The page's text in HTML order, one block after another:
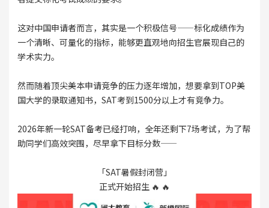
这对中国申请者而言，其实是一个积极信号——标化成绩作为
一个清晰、可量化的指标，能够更直观地向招生官展现自己的
学术实力。
然而随着顶尖美本申请竞争的压力逐年增加，想要拿到TOP美
国大学的录取通知书，SAT考到1500分以上才有竞争力。
2026年新一轮SAT备考已经打响，全年还剩下7场考试，为了帮
助同学们高效突围，尽早拿下目标分数——
「SAT暑假封闭营」
正式开始招生 🔥 🔥